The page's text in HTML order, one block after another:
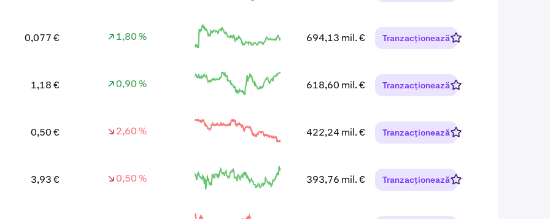
0,077 € 1,80 % 694,13 mil. € Tranzacționează
1,18 € 0,90 % 618,60 mil. € Tranzacționează
0,50 € 2,60 % 422,24 mil. € Tranzacționează
3,93 € 0,50 % 393,76 mil. € Tranzacționează